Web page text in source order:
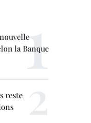
la Banque
reste